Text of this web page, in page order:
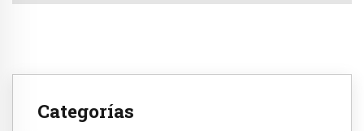
Categorías